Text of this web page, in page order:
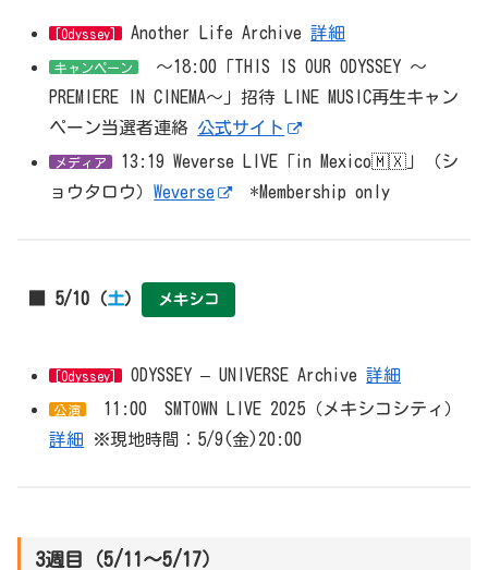
[Odyssey] Another Life Archive詳細
キャンペーン
～18:00「THIS IS OUR ODYSSEY ～
PREMIERE IN CINEMA～」招待 LINE MUSIC再生キャン
ペーン当選者連絡 公式サイト
メディア
13:19 Weverse LIVE「in Mexico🇲🇽」（シ
ョウタロウ）Weverse *Membership only
■ 5/10（土） メキシコ
[Odyssey] ODYSSEY – UNIVERSE Archive詳細
公演
11:00 SMTOWN LIVE 2025（メキシコシティ）
詳細 ※現地時間：5/9(金)20:00
3週目（5/11～5/17）